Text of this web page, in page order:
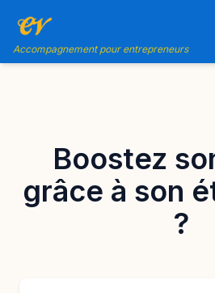
Accompagnement pour entrepreneurs
Boostez
grâce à son
?